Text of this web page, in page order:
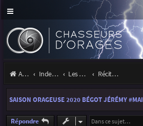
Accueil Index du forum Les orages Récits et photos d'orages
SAISON ORAGEUSE 2020 BÉGOT JÉRÉMY #MAI
Répondre